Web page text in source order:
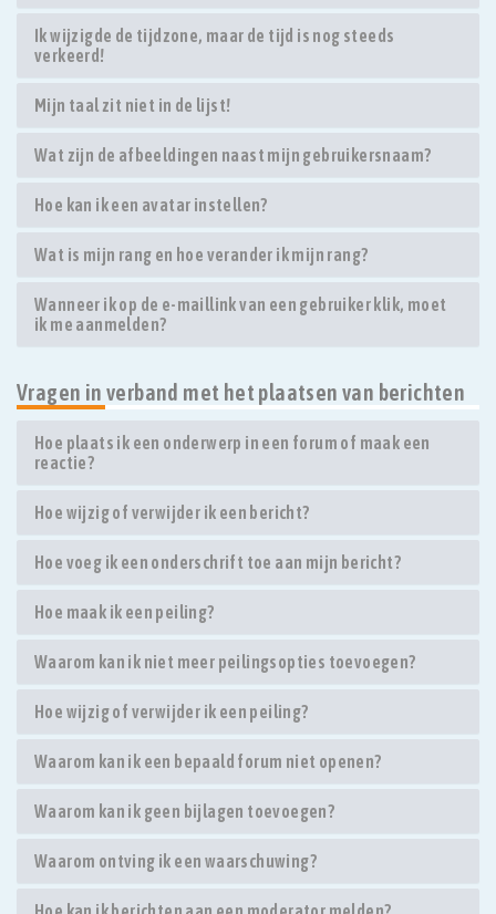
Ik wijzigde de tijdzone, maar de tijd is nog steeds
verkeerd!
Mijn taal zit niet in de lijst!
Wat zijn de afbeeldingen naast mijn gebruikersnaam?
Hoe kan ik een avatar instellen?
Wat is mijn rang en hoe verander ik mijn rang?
Wanneer ik op de e-maillink van een gebruiker klik, moet
ik me aanmelden?
Vragen in verband met het plaatsen van berichten
Hoe plaats ik een onderwerp in een forum of maak een
reactie?
Hoe wijzig of verwijder ik een bericht?
Hoe voeg ik een onderschrift toe aan mijn bericht?
Hoe maak ik een peiling?
Waarom kan ik niet meer peilingsopties toevoegen?
Hoe wijzig of verwijder ik een peiling?
Waarom kan ik een bepaald forum niet openen?
Waarom kan ik geen bijlagen toevoegen?
Waarom ontving ik een waarschuwing?